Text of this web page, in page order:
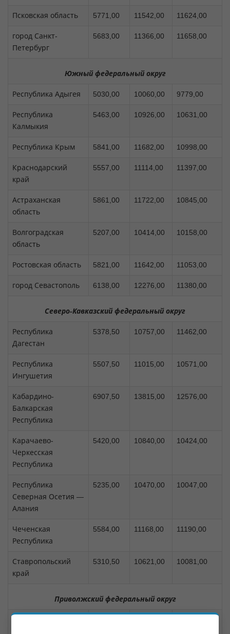
Псковская область 5771,00 11542,00 11624,00
город Санкт-
Петербург
5683,00 11366,00 11658,00
Южный федеральный округ
Республика Адыгея 5030,00 10060,00 9779,00
Республика
Калмыкия
5463,00 10926,00 10631,00
Республика Крым 5841,00 11682,00 10998,00
Краснодарский
край
5557,00 11114,00 11397,00
Астраханская
область
5861,00 11722,00 10845,00
Волгоградская
область
5207,00 10414,00 10158,00
Ростовская область 5821,00 11642,00 11053,00
город Севастополь 6138,00 12276,00 11380,00
Северо-Кавказский федеральный округ
Республика
Дагестан
5378,50 10757,00 11462,00
Республика
Ингушетия
5507,50 11015,00 10571,00
Кабардино-
Балкарская
Республика
6907,50 13815,00 12576,00
Карачаево-
Черкесская
Республика
5420,00 10840,00 10424,00
Республика
Северная Осетия —
Алания
5235,00 10470,00 10047,00
Чеченская
Республика
5584,00 11168,00 11190,00
Ставропольский
край
5310,50 10621,00 10081,00
Приволжский федеральный округ